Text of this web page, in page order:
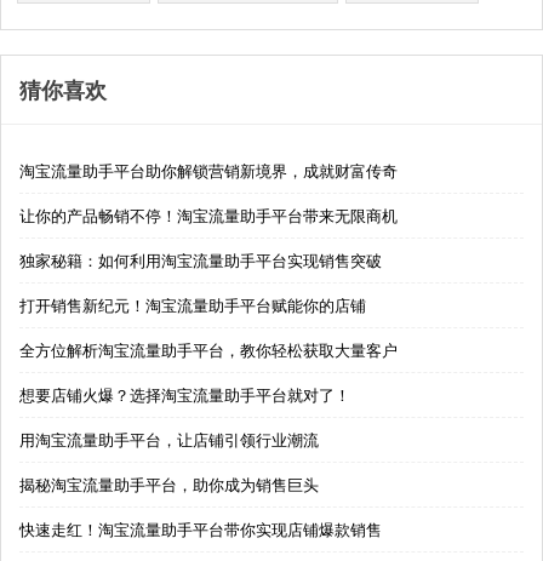
猜你喜欢
淘宝流量助手平台助你解锁营销新境界，成就财富传奇
让你的产品畅销不停！淘宝流量助手平台带来无限商机
独家秘籍：如何利用淘宝流量助手平台实现销售突破
打开销售新纪元！淘宝流量助手平台赋能你的店铺
全方位解析淘宝流量助手平台，教你轻松获取大量客户
想要店铺火爆？选择淘宝流量助手平台就对了！
用淘宝流量助手平台，让店铺引领行业潮流
揭秘淘宝流量助手平台，助你成为销售巨头
快速走红！淘宝流量助手平台带你实现店铺爆款销售